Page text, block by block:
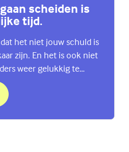
scheiden is
tijd.
het niet jouw schuld is
zijn. En het is ook niet
weer gelukkig te
van het NJi.
gaan scheiden is dat een moeilijke